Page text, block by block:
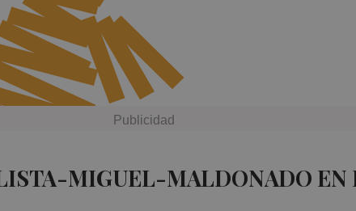
MIGUEL-MALDONADO EN